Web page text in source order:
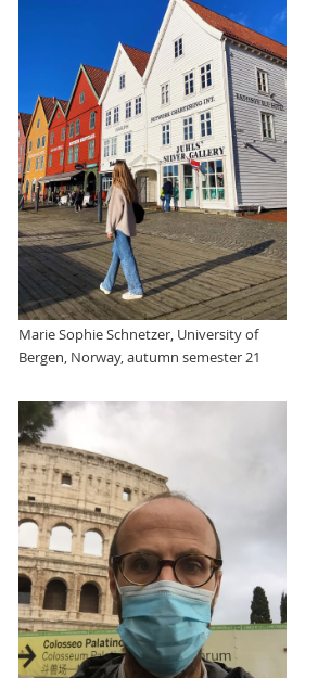
Marie Sophie Schnetzer, University of
Bergen, Norway, autumn semester 21